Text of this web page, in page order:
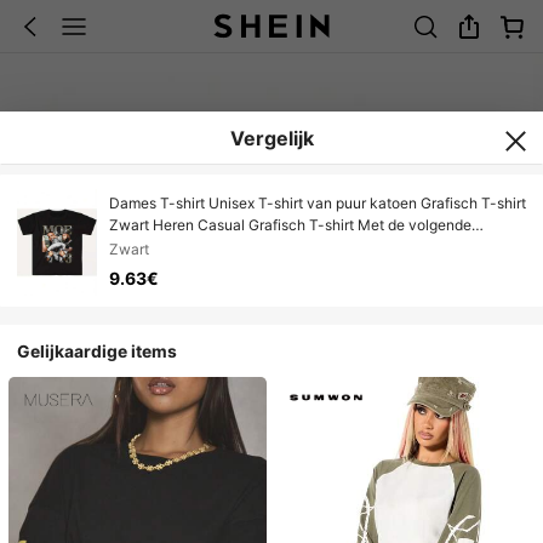
Vergelijk
Dames T-shirt Unisex T-shirt van puur katoen Grafisch T-shirt
Zwart Heren Casual Grafisch T-shirt Met de volgende
kenmerken: Glanzende gouden MOE-tekst en een weelderig
grafisch ontwerp met twee stijlvolle mannen en een gouden 3
Opvallend en luxueus...
Zwart
9.63€
Gelijkaardige items